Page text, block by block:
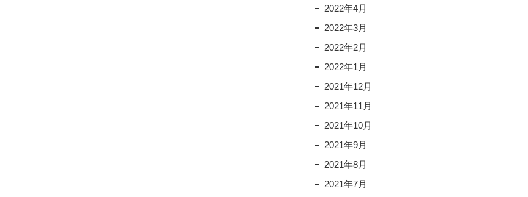
2022年4月
2022年3月
2022年2月
2022年1月
2021年12月
2021年11月
2021年10月
2021年9月
2021年8月
2021年7月